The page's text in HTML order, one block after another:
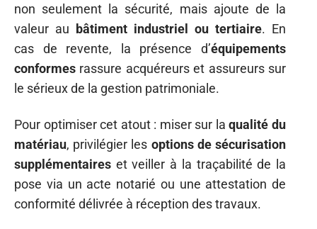
non seulement la sécurité, mais ajoute de la
valeur au
bâtiment industriel ou tertiaire. En
cas de revente, la présence d’équipements
conformes rassure acquéreurs et assureurs sur
le sérieux de la gestion patrimoniale.
Pour optimiser cet atout : miser sur laqualité du
matériau, privilégier les options de sécurisation
supplémentaires et veiller à la traçabilité de la
pose via un acte notarié ou une attestation de
conformité délivrée à réception des travaux.